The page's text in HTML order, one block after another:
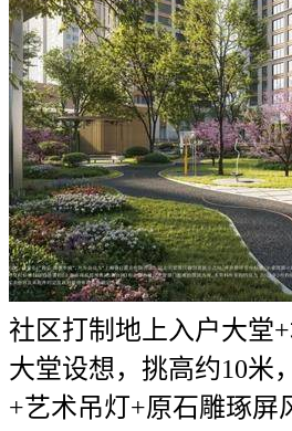
社区打制地上入户大堂
大堂设想，挑高约10米
+艺术吊灯+原石雕琢屏